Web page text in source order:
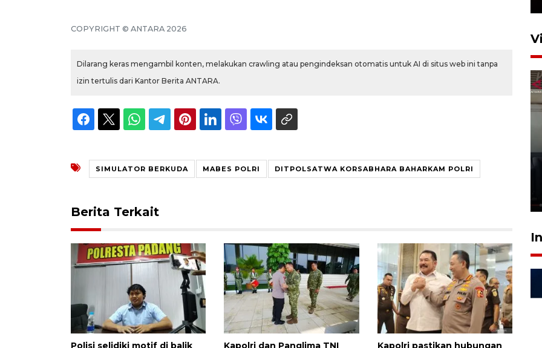
COPYRIGHT © ANTARA 2026
Dilarang keras mengambil konten, melakukan crawling atau pengindeksan otomatis untuk AI di situs web ini tanpa
izin tertulis dari Kantor Berita ANTARA.
SIMULATOR BERKUDA MABES POLRI DITPOLSATWA KORSABHARA BAHARKAM POLRI
Berita Terkait
Polisi selidiki motif di balik
Kapolri dan Panglima TNI
Kapolri pastikan hubungan
Polonia Medan diduga akibat
kebocoran gas - VIDEO